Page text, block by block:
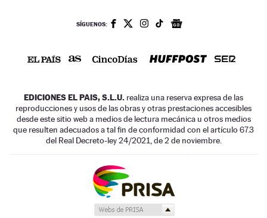
SÍGUENOS:
EDICIONES EL PAIS, S.L.U. realiza una reserva expresa de las
reproducciones y usos de las obras y otras prestaciones accesibles
desde este sitio web a medios de lectura mecánica u otros medios
que resulten adecuados a tal fin de conformidad con el artículo 67.3
del Real Decreto-ley 24/2021, de 2 de noviembre.